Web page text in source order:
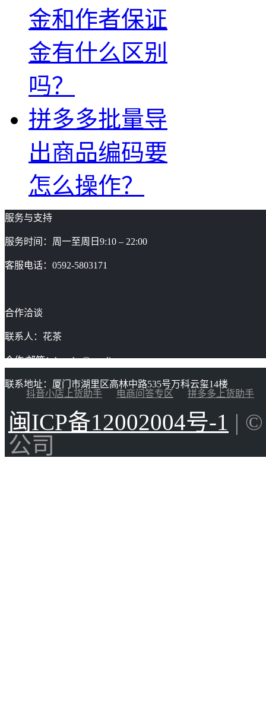
金和作者保证
金有什么区别
吗？
拼多多批量导
出商品编码要
怎么操作？
服务与支持
服务时间：周一至周日9:10 – 22:00
客服电话：0592-5803171
合作洽谈
联系人：花茶
合作/邮箱：huacha@gaoding.com
联系地址：厦门市湖里区高林中路535号万科云玺14楼
抖音小店上货助手
电商问答专区 拼多多上货助手
闽ICP备12002004号-1 |
公司